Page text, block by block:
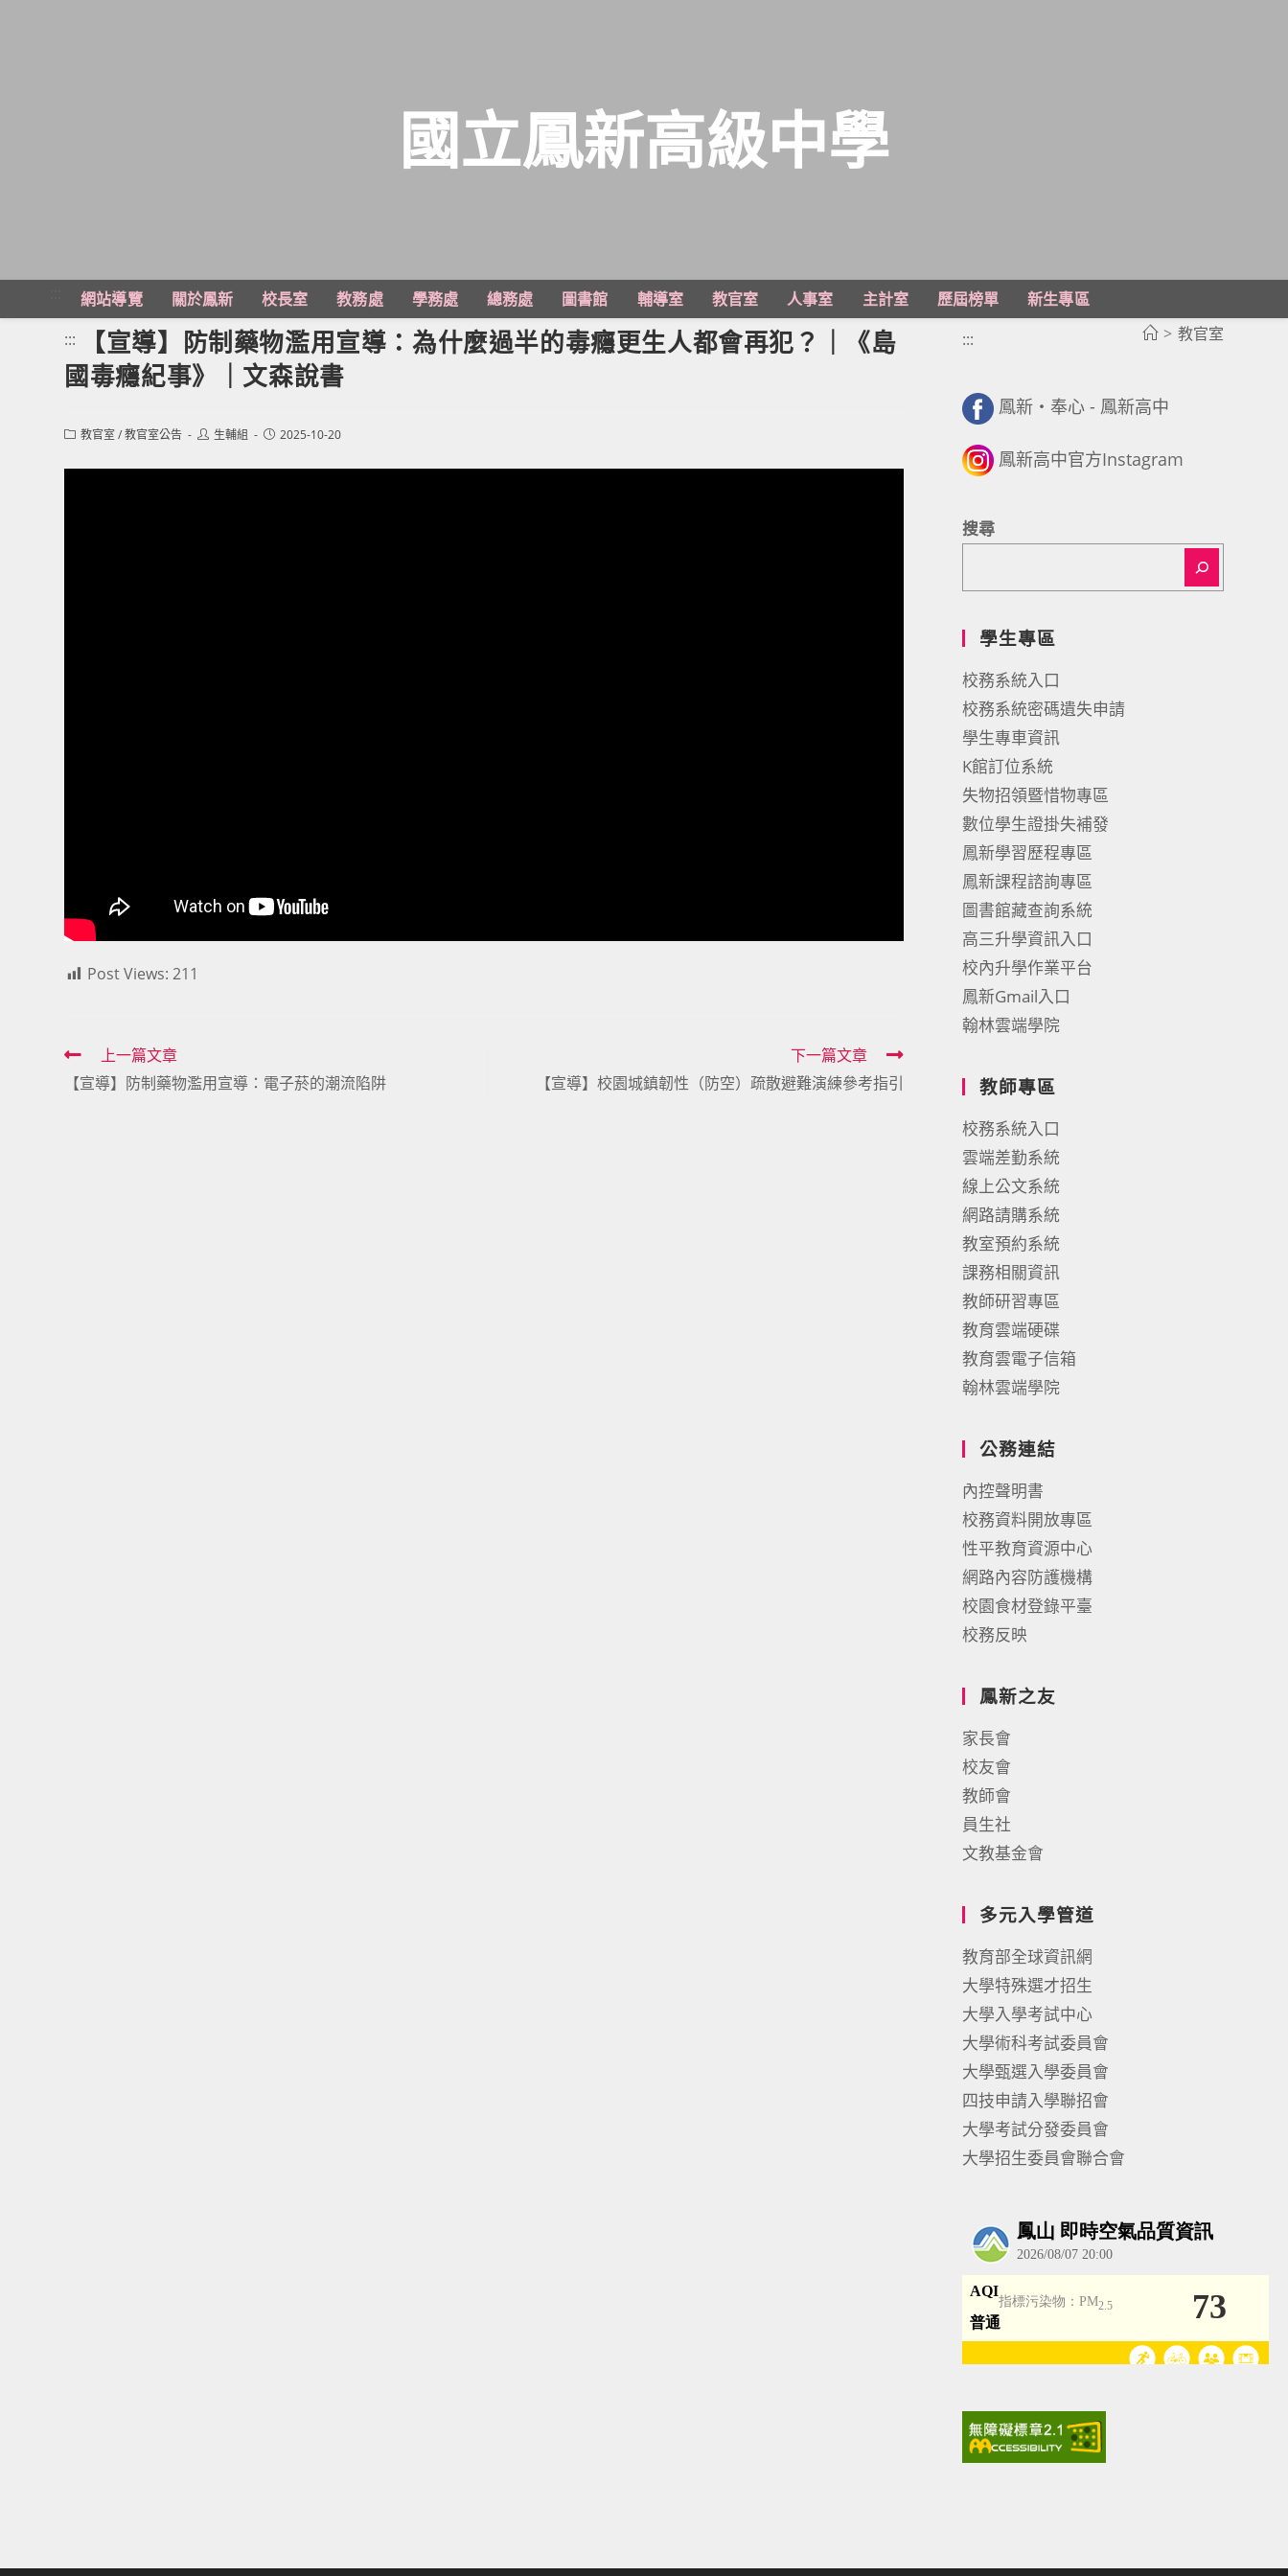
主
國立鳳新高級中學
網站導覽 關於鳳新 校長室 教務處 學務處 總務處 圖書館 輔導室 教官室 人事室 主計室 歷屆榜單
新生專區
> 教官室
:::
【宣導】防制藥物濫用宣導：為什麼過半的毒癮更生人都會再犯？｜《島
國毒癮紀事》｜文森說書
Post教官室/教官室公告
Post生輔組
Post2025-10-20
Post Views: 211
Read
more
上一篇文章
【宣導】防制藥物濫用宣導：電子菸的潮流陷阱
下一篇文章
【宣導】校園城鎮韌性（防空）疏散避難演練參考指引
:::
鳳新・奉心 - 鳳新高中
鳳新高中官方Instagram
搜尋
學生專區
校務系統入口
校務系統密碼遺失申請
學生專車資訊
K館訂位系統
失物招領暨惜物專區
數位學生證掛失補發
鳳新學習歷程專區
鳳新課程諮詢專區
圖書館藏查詢系統
高三升學資訊入口
校內升學作業平台
鳳新Gmail入口
翰林雲端學院
教師專區
校務系統入口
雲端差勤系統
線上公文系統
網路請購系統
教室預約系統
課務相關資訊
教師研習專區
教育雲端硬碟
教育雲電子信箱
翰林雲端學院
公務連結
內控聲明書
校務資料開放專區
性平教育資源中心
網路內容防護機構
校園食材登錄平臺
校務反映
鳳新之友
家長會
校友會
教師會
員生社
文教基金會
多元入學管道
教育部全球資訊網
大學特殊選才招生
大學入學考試中心
大學術科考試委員會
大學甄選入學委員會
四技申請入學聯招會
大學考試分發委員會
大學招生委員會聯合會